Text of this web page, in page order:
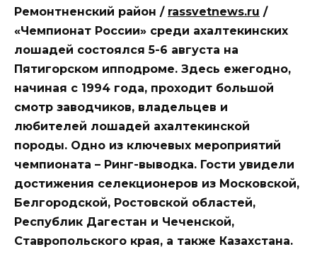
Ремонтненский район / rassvetnews.ru /
«Чемпионат России» среди ахалтекинских
лошадей состоялся 5-6 августа на
Пятигорском ипподроме. Здесь ежегодно,
начиная с 1994 года, проходит большой
смотр заводчиков, владельцев и
любителей лошадей ахалтекинской
породы. Одно из ключевых мероприятий
чемпионата – Ринг-выводка. Гости увидели
достижения селекционеров из Московской,
Белгородской, Ростовской областей,
Республик Дагестан и Чеченской,
Ставропольского края, а также Казахстана.